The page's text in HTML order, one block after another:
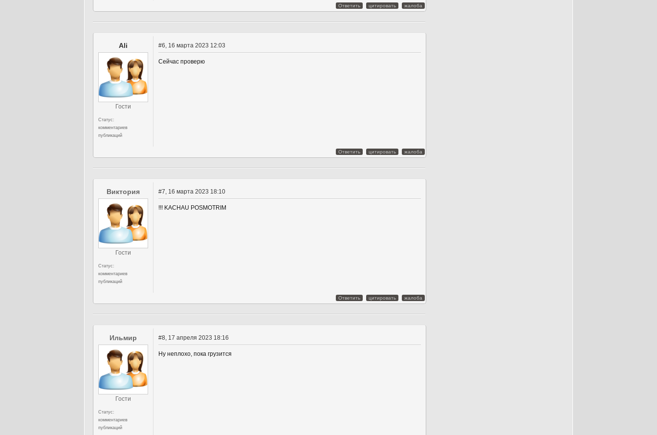
Ответить цитировать жалоба
Ali
Гости
Статус:
комментариев
публикаций
#6, 16 марта 2023 12:03
Сейчас проверю
Ответить цитировать жалоба
Виктория
Гости
Статус:
комментариев
публикаций
#7, 16 марта 2023 18:10
!!! KACHAU POSMOTRIM
Ответить цитировать жалоба
Ильмир
Гости
Статус:
комментариев
публикаций
#8, 17 апреля 2023 18:16
Ну неплохо, пока грузится